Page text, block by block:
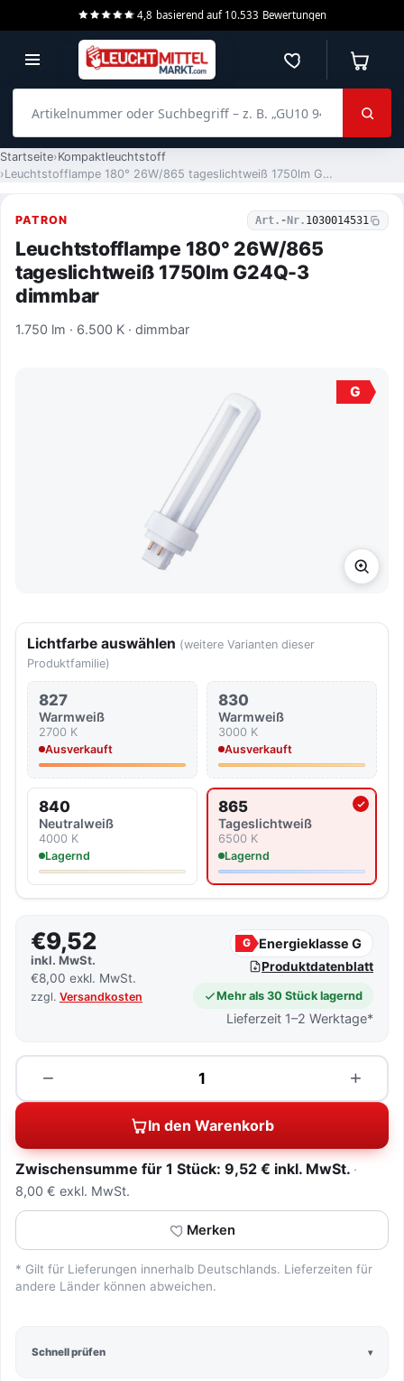
4,8 basierend auf 10.533 Bewertungen
Merkzettel
Startseite Kompaktleuchtstoff
Leuchtstofflampe 180° 26W/865 tageslichtweiß 1750lm G24Q-3 dimmbar
PATRON Art.-Nr. 1030014531
Leuchtstofflampe 180° 26W/865
tageslichtweiß 1750lm G24Q-3
dimmbar
1.750 lm · 6.500 K · dimmbar
G
Lichtfarbe auswählen (weitere Varianten dieser
Produktfamilie)
827
Warmweiß
2700 K
Ausverkauft
830
Warmweiß
3000 K
Ausverkauft
840
Neutralweiß
4000 K
Lagernd
865
Tageslicht­weiß
6500 K
Lagernd
Aktuell ausgewählte
Schnell prüfen
€9,52
inkl. MwSt.
€8,00 exkl. MwSt.
zzgl. Versandkosten
G Energieklasse G
Produktdatenblatt
Mehr als 30 Stück lagernd
Lieferzeit 1–2 Werktage*
−
Menge +
In den Warenkorb
Zwischensumme für 1 Stück: 9,52 € inkl. MwSt.
8,00 € exkl. MwSt.
Merken
* Gilt für Lieferungen innerhalb Deutschlands. Lieferzeiten für
andere Länder können abweichen.